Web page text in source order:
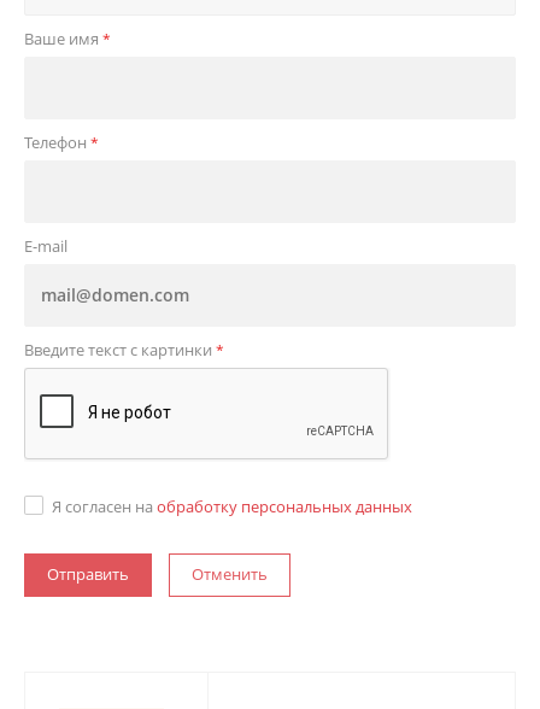
Ваше имя *
Телефон *
E-mail
Введите текст с картинки *
Я согласен на обработку персональных данных
Отменить